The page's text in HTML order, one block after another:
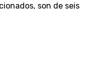
son de seis